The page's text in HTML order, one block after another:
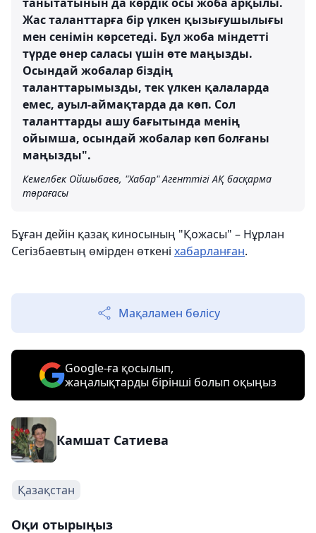
Жас таланттарға бір үлкен қызығушылығы
мен сенімін көрсетеді. Бұл жоба міндетті
түрде өнер саласы үшін өте маңызды.
Осындай жобалар біздің
таланттарымызды, тек үлкен қалаларда
емес, ауыл-аймақтарда да көп. Сол
таланттарды ашу бағытында менің
ойымша, осындай жобалар көп болғаны
маңызды".
Кемелбек Ойшыбаев, "Хабар" Агенттігі АҚ басқарма
төрағасы
Бұған дейін қазақ киносының "Қожасы" – Нұрлан
Сегізбаевтың өмірден өткені хабарланған.
Мақаламен бөлісу
Google-ға қосылып,
жаңалықтарды бірінші болып оқыңыз
Камшат Сатиева
Қазақстан
Оқи отырыңыз